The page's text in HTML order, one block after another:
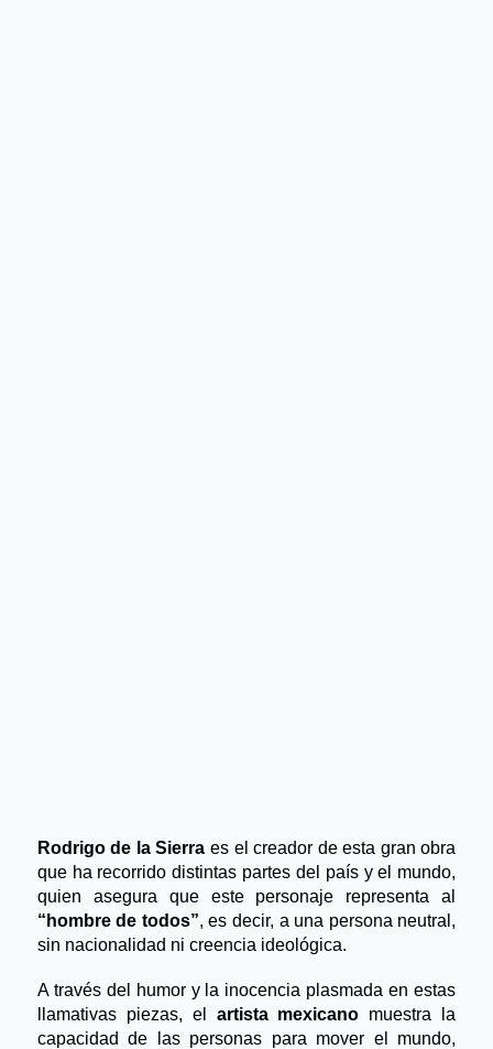
Rodrigo de la Sierra es el creador de esta gran obra
que ha recorrido distintas partes del país y el mundo,
“hombre de todos”, es decir, a una persona neutral,
sin nacionalidad ni creencia ideológica.
A través del humor y la inocencia plasmada en estas
llamativas piezas, el artista mexicano muestra la
capacidad de las personas para mover el mundo,